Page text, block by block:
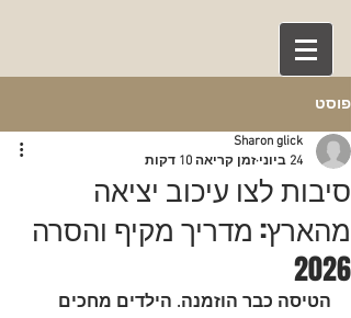
פוסט
סיבות לצו עיכוב יציאה
מהארץ: מדריך מקיף והסרה
2026
Sharon glick
24 ביוני
זמן קריאה 10 דקות
הטיסה כבר הוזמנה. הילדים מחכים